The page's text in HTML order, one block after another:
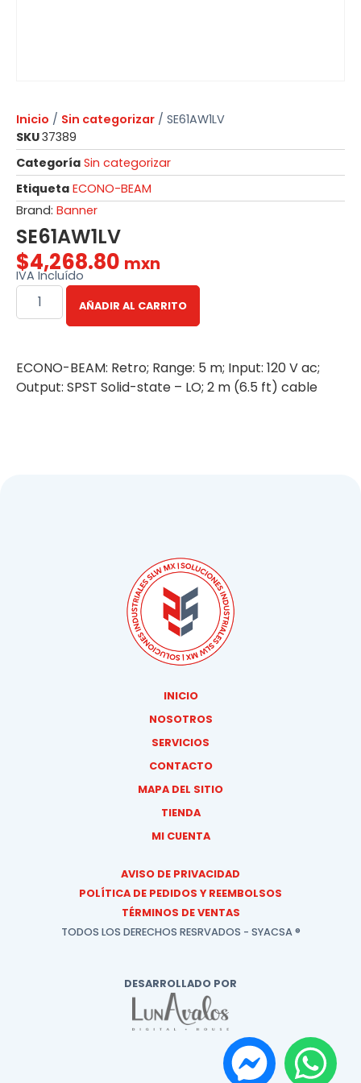
Inicio / Sin categorizar / SE61AW1LV
SKU37389
Categoría Sin categorizar
Etiqueta ECONO-BEAM
Brand: Banner
SE61AW1LV
$4,268.80 mxn
IVA Incluído
AÑADIR AL CARRITO
ECONO-BEAM: Retro; Range: 5 m; Input: 120 V ac;
Output: SPST Solid-state – LO; 2 m (6.5 ft) cable
INICIO
NOSOTROS
SERVICIOS
CONTACTO
MAPA DEL SITIO
TIENDA
MI CUENTA
AVISO DE PRIVACIDAD
POLÍTICA DE PEDIDOS Y REEMBOLSOS
TÉRMINOS DE VENTAS
TODOS LOS DERECHOS RESRVADOS - SYACSA ®
DESARROLLADO POR